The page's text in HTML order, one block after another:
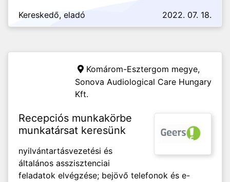
Kereskedő, eladó 2022. 07. 18.
Komárom-Esztergom megye,
Sonova Audiological Care Hungary
Kft.
Recepciós munkakörbe
munkatársat keresünk
nyilvántartásvezetési és
általános asszisztenciai
feladatok elvégzése; bejövő telefonok és e-